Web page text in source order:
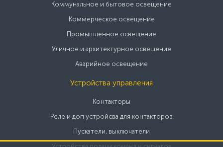
Коммунальное и бытовое освещение
Коммерческое освещение
Промышленное освещение
Уличное и архитектурное освещение
Аварийное освещение
Устройства управления
Контакторы
Реле и доп устройсва для контакторов
Пускатели, выключатели